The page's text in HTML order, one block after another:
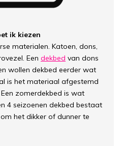
ik kiezen
materialen. Katoen, dons,
Een dekbed van dons
wollen dekbed eerder wat
is het materiaal afgestemd
zomerdekbed is wat
4 seizoenen dekbed bestaat
het dikker of dunner te